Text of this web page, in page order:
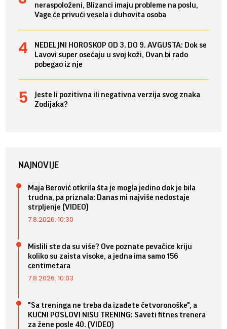
neraspoloženi, Blizanci imaju probleme na poslu,
Vage će privući vesela i duhovita osoba
NEDELJNI HOROSKOP OD 3. DO 9. AVGUSTA: Dok se
Lavovi super osećaju u svoj koži, Ovan bi rado
pobegao iz nje
Jeste li pozitivna ili negativna verzija svog znaka
Zodijaka?
NAJNOVIJE
Maja Berović otkrila šta je mogla jedino dok je bila
trudna, pa priznala: Danas mi najviše nedostaje
strpljenje (VIDEO)
7.8.2026. 10:30
Mislili ste da su više? Ove poznate pevačice kriju
koliko su zaista visoke, a jedna ima samo 156
centimetara
7.8.2026. 10:03
"Sa treninga ne treba da izađete četvoronoške", a
KUĆNI POSLOVI NISU TRENING: Saveti fitnes trenera
za žene posle 40. (VIDEO)